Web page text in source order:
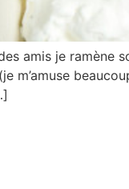
amis je ramène
m’amuse